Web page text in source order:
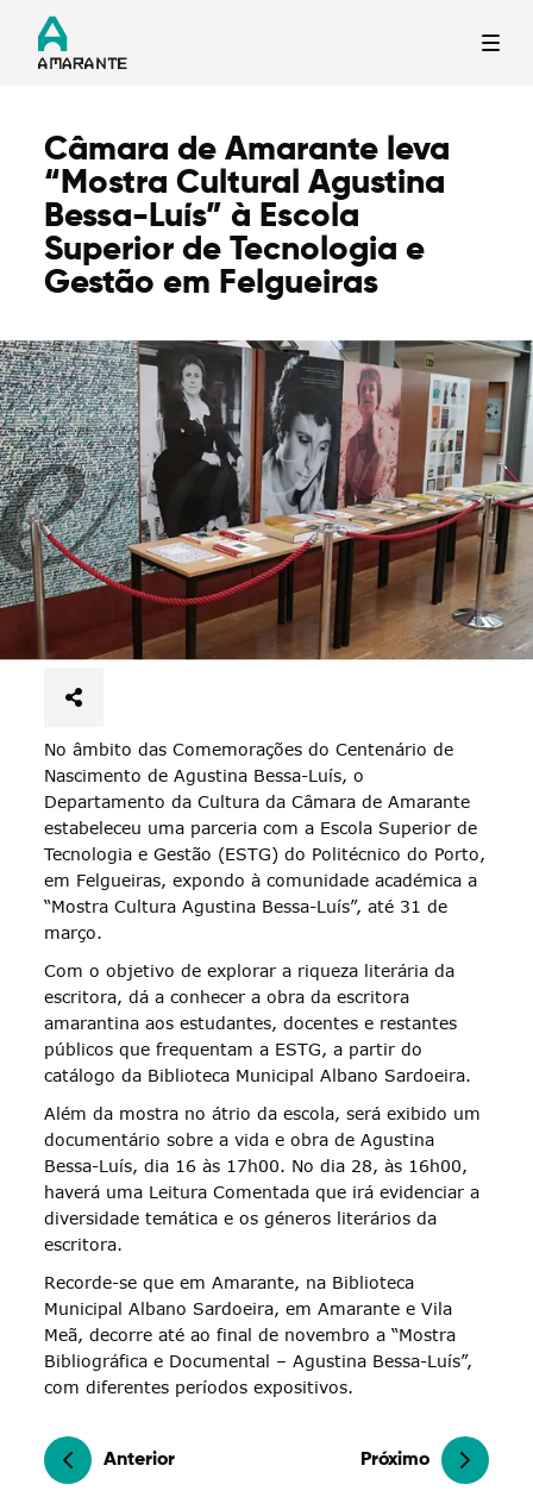
Termo de Pesquisa
Filtros
Câmara de Amarante leva
“Mostra Cultural Agustina
Bessa-Luís” à Escola
Superior de Tecnologia e
Gestão em Felgueiras
No âmbito das Comemorações do Centenário de
Nascimento de Agustina Bessa-Luís, o
Departamento da Cultura da Câmara de Amarante
estabeleceu uma parceria com a Escola Superior de
Tecnologia e Gestão (ESTG) do Politécnico do Porto,
em Felgueiras, expondo à comunidade académica a
“Mostra Cultura Agustina Bessa-Luís”, até 31 de
março.
Com o objetivo de explorar a riqueza literária da
escritora, dá a conhecer a obra da escritora
amarantina aos estudantes, docentes e restantes
públicos que frequentam a ESTG, a partir do
catálogo da Biblioteca Municipal Albano Sardoeira.
Além da mostra no átrio da escola, será exibido um
documentário sobre a vida e obra de Agustina
Bessa-Luís, dia 16 às 17h00. No dia 28, às 16h00,
haverá uma Leitura Comentada que irá evidenciar a
diversidade temática e os géneros literários da
escritora.
Recorde-se que em Amarante, na Biblioteca
Municipal Albano Sardoeira, em Amarante e Vila
Meã, decorre até ao final de novembro a “Mostra
Bibliográfica e Documental – Agustina Bessa-Luís”,
com diferentes períodos expositivos.
Anterior Próximo